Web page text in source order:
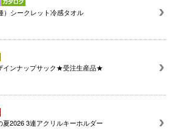
）シークレット冷感タオル
インナップサック★受注生産品★
夏2026 3連アクリルキーホルダー